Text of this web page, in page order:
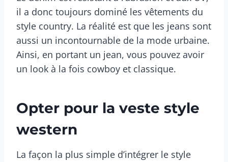
il a donc toujours dominé les vêtements du
style country. La réalité est que les jeans sont
aussi un incontournable de la mode urbaine.
Ainsi, en portant un jean, vous pouvez avoir
un look à la fois cowboy et classique.
Opter pour la veste style
western
La façon la plus simple d’intégrer le style